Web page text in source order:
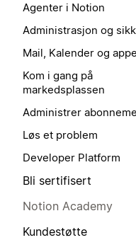
Agenter i Notion
Administrasjon og
Mail, Kalender og
Kom i gang på
markedsplassen
Administrer
Løs et problem
Developer Platform
Bli sertifisert
Notion Academy
Kundestøtte